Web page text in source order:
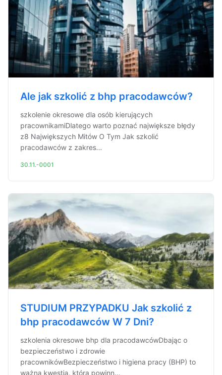
Ale jak szkolić z bhp pracodawców?
szkolenie okresowe dla osób kierujących
pracownikamiDlatego warto poznać największe błędy
z8 Największych Mitów O Tym Jak szkolić
pracodawców z zakres...
30.11.-0001
STUDIUM PRZYPADKU Jak szkolić z
bhp pracodawców W 7 Dni?
szkolenia okresowe bhp dla pracodawcówDbając o
bezpieczeństwo i zdrowie
pracownikówBezpieczeństwo i higiena pracy (BHP) to
ważna kwestia, która powinn...